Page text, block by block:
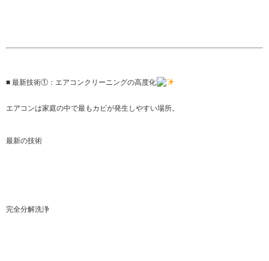
■ 最新技術①：エアコンクリーニングの高度化
エアコンは家庭の中で最もカビが発生しやすい場所。
最新の技術
完全分解洗浄